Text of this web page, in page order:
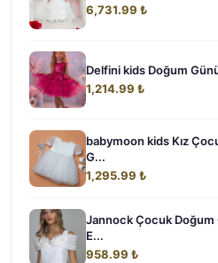
6,731.99 ₺
Delfini kids Doğum
1,214.99 ₺
babymoon kids Kız
G...
1,295.99 ₺
Jannock Çocuk Doğum
E...
958.99 ₺